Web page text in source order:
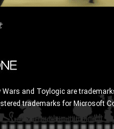
and Toylogic are
trademarks for Microsoft